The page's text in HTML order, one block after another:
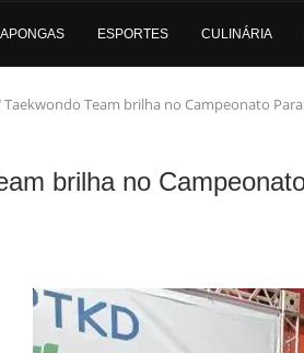
ESPORTES CULINÁRIA
Taekwondo Team brilha no Campeonato
brilha no